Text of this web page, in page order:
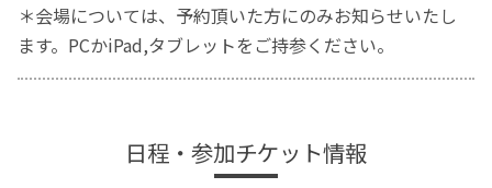
＊会場については、予約頂いた方にのみお知らせいたし
ます。PCかiPad,タブレットをご持参ください。
日程・参加チケット情報